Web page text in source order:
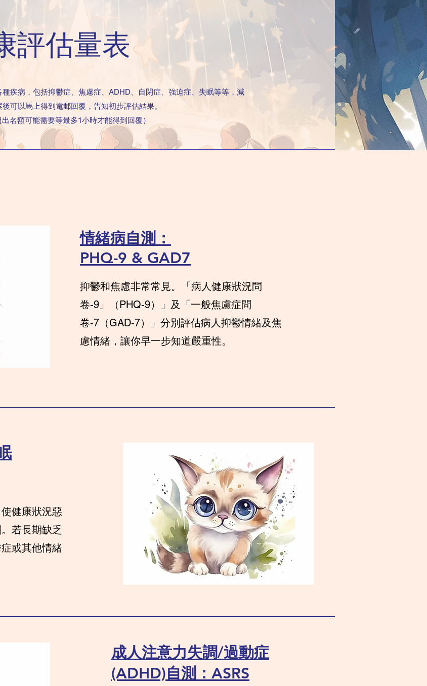
評估量表
疾病，包括抑鬱症、焦慮症、ADHD、自閉症、強迫症、失眠等等，減
可以馬上得到電郵回覆，告知初步評估結果。
名額可能需要等最多1小時才能得到回覆）
​情緒病自測：
PHQ-9 & GAD7
抑鬱和焦慮非常常見。「病人健康狀況問
卷-9」（PHQ-9）」及「一般焦慮症問
卷-7（GAD-7）」分別評估病人抑鬱情緒及焦
慮情緒，讓你早一步知道嚴重性。​
健康狀況惡
若長期缺乏
或其他情緒
成人注意力失調/過動症
(ADHD)自測：ASRS